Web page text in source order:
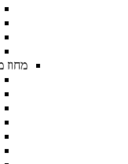
מחוז